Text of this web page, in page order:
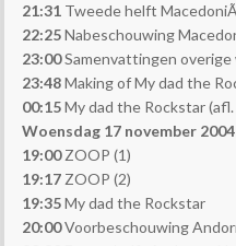
21:31 Tweede helft
22:25Nabeschouwing
23:00Samenvattingen
23:48Making of My dad the
00:15My dad the Rockstar (afl.
Woensdag 17 november 2004
19:00ZOOP (1)
19:17 ZOOP (2)
19:35My dad the Rockstar
20:00Voorbeschouwing